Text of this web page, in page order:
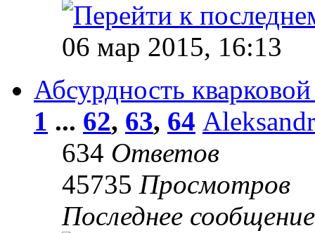
06 мар 2015, 16:13
Абсурдность
1 ... 62, 63, 64
634 Ответов
45735 Просмотров
Последнее